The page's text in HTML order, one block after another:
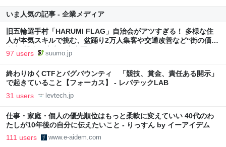
いま人気の記事 - 企業メディア
旧五輪選手村「HARUMI FLAG」自治会がアツすぎる！ 多様な住
人が本気スキルで挑む、盆踊り2万人集客や交通改善など“街の価値
向上”戦略 東京・中央区
97 users suumo.jp
終わりゆくCTFとバグバウンティ 「競技、賞金、責任ある開示」
で起きていること【フォーカス】 - レバテックLAB
31 users levtech.jp
仕事・家庭・個人の優先順位はもっと柔軟に変えていい 40代のわ
たしが10年後の自分に伝えたいこと - りっすん by イーアイデム
111 users www.e-aidem.com